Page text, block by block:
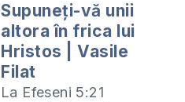
Supuneți-vă unii
altora în frica lui
Hristos | Vasile
Filat
La Efeseni 5:21